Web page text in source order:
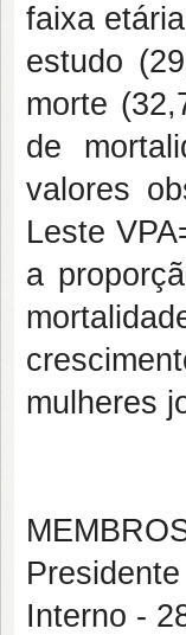
faixa
estudo
morte
de
valores
Leste
a
mulheres
Interno -